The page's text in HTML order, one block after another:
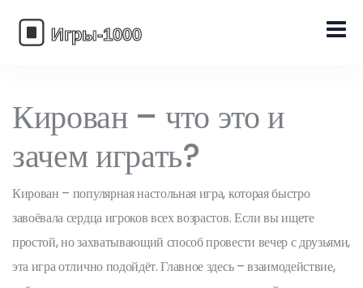
Кирован – что это и
зачем играть?
Кирован – популярная настольная игра, которая быстро
завоёвала сердца игроков всех возрастов. Если вы ищете
простой, но захватывающий способ провести вечер с друзьями,
эта игра отлично подойдёт. Главное здесь – взаимодействие,